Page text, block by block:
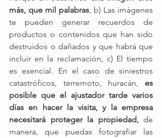
más, que mil palabras, b) Las imágenes
te pueden generar recuerdos de
productos o contenidos que han sido
destruidos o dañados y que habrá que
incluir en la reclamación, c) El tiempo
es esencial. En el caso de siniestros
catastróficos, terremoto, huracán, es
posible que el ajustador tarde varios
días en hacer la visita, y la empresa
necesitará proteger la propiedad, de
manera, que puedas fotografiar las